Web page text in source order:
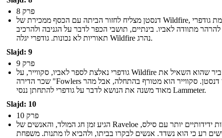
פרק 8
דנסטן מצליח לחזור הביתה עם הכסף ממכירת של Wildfire, הגורמת גודפרי
להרהר מתוודה לאביו. בינתיים, תושבי הכפר לדבר על הגניבה ולהרכיב
תאוריות לא נכונות. גודפרי יגלה Wildfire נהרג.
Slajd: 9
פרק 9
גודפרי נאלצת לספר לאביו, סקווייר, על Wildfire ולהסביר שהוא השאיל את
שכר הדירה "Fowlers כדי דנסטן. סקווייר הוא מטורף בהתחלה, אבל מהר
מאוד משנה את הנושא לדבר על גודפרי להתחתן ננסי Lammeter.
Slajd: 10
פרק 10
הגיע זמן חג המולד, והאנשים של Raveloe להיות ידידותיים יותר עם סילס,
רע כי הוא נשדד. אנשים לבקרו בביתו, ולהביא לו מתנות. משפחת